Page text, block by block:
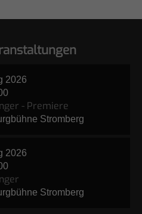
2026
- Premiere
Stromberg
2026
Stromberg